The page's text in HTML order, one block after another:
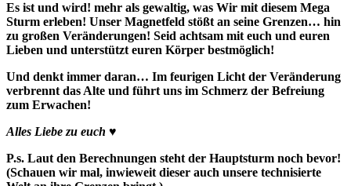
Es ist und wird! mehr als gewaltig, was Wir mit diesem Mega
Sturm erleben! Unser Magnetfeld stößt an seine Grenzen… hin
zu großen Veränderungen! Seid achtsam mit euch und euren
Lieben und unterstützt euren Körper bestmöglich!
Und denkt immer daran… Im feurigen Licht der Veränderung
verbrennt das Alte und führt uns im Schmerz der Befreiung
zum Erwachen!
Alles Liebe zu euch ♥
P.s. Laut den Berechnungen steht der Hauptsturm noch bevor!
(Schauen wir mal, inwieweit dieser auch unsere technisierte